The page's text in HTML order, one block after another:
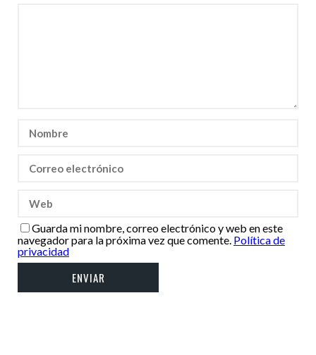
Guarda mi nombre, correo electrónico y web en este
navegador para la próxima vez que comente. Política de
privacidad